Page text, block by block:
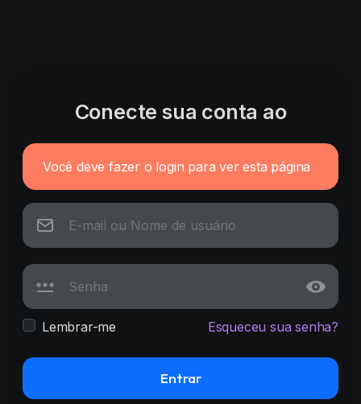
Conecte sua conta ao
Você deve fazer o login para ver esta página
Lembrar-me Esqueceu sua senha?
Entrar